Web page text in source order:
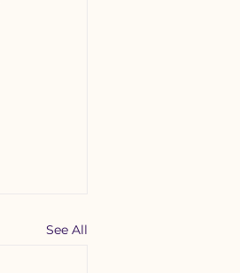
See All